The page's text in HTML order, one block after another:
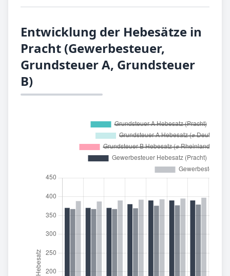
Entwicklung der Hebesätze in
Pracht (Gewerbesteuer,
Grundsteuer A, Grundsteuer
B)